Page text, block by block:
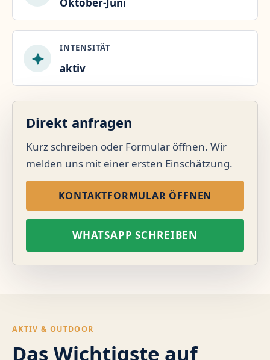
INTENSITÄT
aktiv
Direkt anfragen
Kurz schreiben oder Formular öffnen. Wir
melden uns mit einer ersten Einschätzung.
KONTAKTFORMULAR ÖFFNEN
WHATSAPP SCHREIBEN
AKTIV & OUTDOOR
Das Wichtigste auf